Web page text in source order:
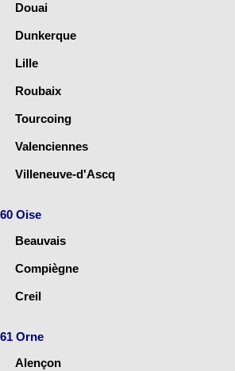
Douai
Dunkerque
Lille
Roubaix
Tourcoing
Valenciennes
Villeneuve-d'Ascq
60 Oise
Beauvais
Compiègne
Creil
61 Orne
Alençon